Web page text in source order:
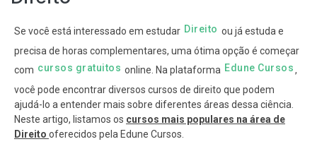
Se você está interessado em estudar Direito ou já estuda e
precisa de horas complementares, uma ótima opção é começar
com cursos gratuitos online. Na plataforma Edune Cursos,
você pode encontrar diversos cursos de direito que podem
ajudá-lo a entender mais sobre diferentes áreas dessa ciência.
Neste artigo, listamos os cursos mais populares na área de
Direito oferecidos pela Edune Cursos.